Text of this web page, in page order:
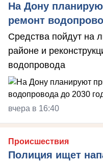
На Дону
ремонт
Средства пойдут на
районе и
водопровода
вчера в 16:40
Происшествия
Полиция ищет